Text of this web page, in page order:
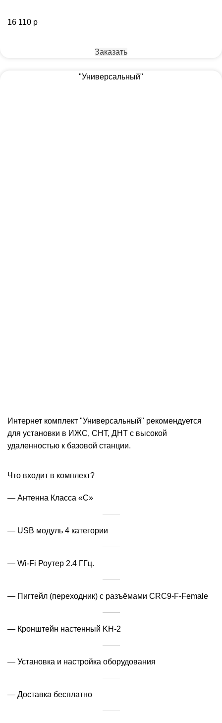
16 110 р
Заказать
"Универсальный"
Интернет комплект "Универсальный" рекомендуется
для установки в ИЖС, СНТ, ДНТ с высокой
удаленностью к базовой станции.
Что входит в комплект?
— Антенна Класса «С»
— USB модуль 4 категории
— Wi-Fi Роутер 2.4 ГГц.
— Пигтейл (переходник) с разъёмами CRC9-F-Female
— Кронштейн настенный KH-2
— Установка и настройка оборудования
— Доставка бесплатно